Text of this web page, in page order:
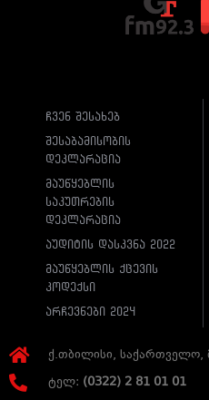
ჩვენ შესახებ
შესაბამისობის
დეკლარაცია
მაუწყებლის
საკუთრების
დეკლარაცია
აუდიტის დასკვნა 2022
მაუწყებლის ქცევის
კოდექსი
არჩევნები 2024
ქ.თბილისი, საქართველო,
ტელ: (0322) 2 81 01 01